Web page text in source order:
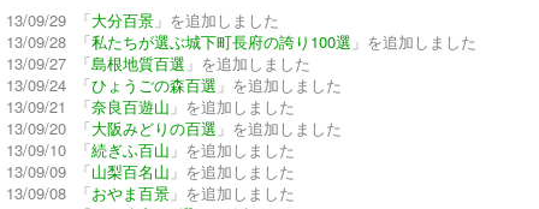
13/09/29 「大分百景 」を追加しました
13/09/28 「私たちが選ぶ城下町長府の誇り100選 」を追加しました
13/09/27 「島根地質百選 」を追加しました
13/09/24 「ひょうごの森百選 」を追加しました
13/09/21 「奈良百遊山 」を追加しました
13/09/20 「大阪みどりの百選 」を追加しました
13/09/10 「続ぎふ百山 」を追加しました
13/09/09 「山梨百名山 」を追加しました
13/09/08 「おやま百景 」を追加しました